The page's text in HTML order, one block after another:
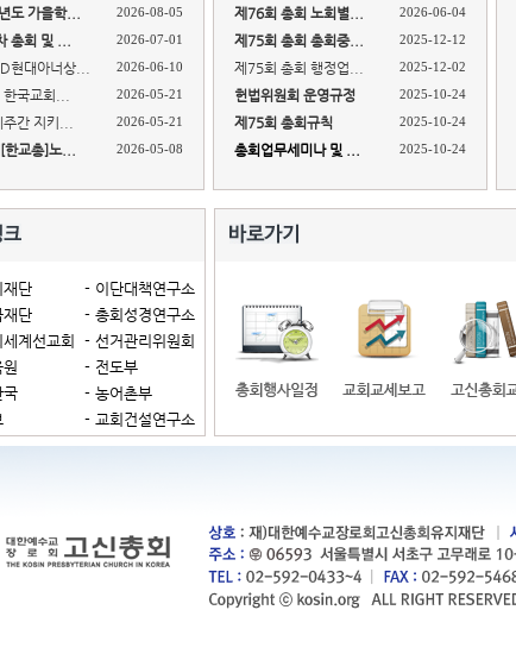
도 가을학... 2026-08-05
총회 및 ... 2026-07-01
현대아너상... 2026-06-10
국교회... 2026-05-21
간 지키... 2026-05-21
한교총]노... 2026-05-08
제76회 총회 노회별... 2026-06-04
제75회 총회 총회중... 2025-12-12
제75회 총회 행정업... 2025-12-02
헌법위원회 운영규정 2025-10-24
제75회 총회규칙 2025-10-24
총회업무세미나 및 ... 2025-10-24
단
단
계선교회
- 이단대책연구소
- 총회성경연구소
- 선거관리위원회
- 전도부
- 농어촌부
- 교회건설연구소